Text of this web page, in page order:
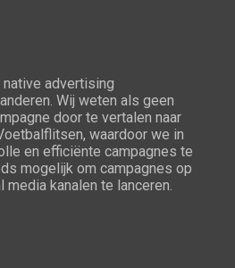
advertising
Wij weten als geen
door te vertalen naar
waardoor we in
en efficiënte campagnes te
mogelijk om campagnes op
kanalen te lanceren.